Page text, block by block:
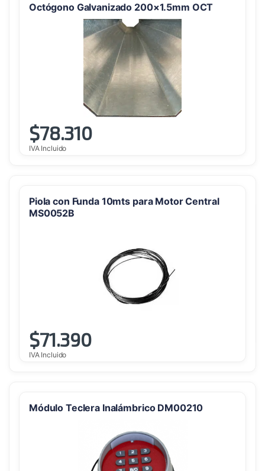
Octógono Galvanizado 200×1.5mm OCT
$78.310
IVA Incluido
Piola con Funda 10mts para Motor Central
MS0052B
$71.390
IVA Incluido
Módulo Teclera Inalámbrico DM00210